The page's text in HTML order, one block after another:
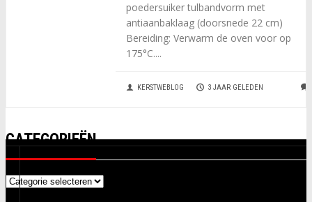
poedersuiker tulbandvorm met
antiaanbaklaag (doorsnede 22 cm)
Bereiding: Verwarm de oven voor op
175°C....
KERSTWEBLOG 3 JAAR GELEDEN
CATEGORIEËN
Categorieën